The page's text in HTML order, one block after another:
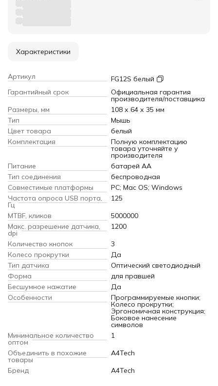
Характеристики
Артикул
FG12S белый
Гарантийный срок
Официальная гарантия
производителя/поставщика
Размеры, мм
108 х 64 х 35 мм
Тип
Мышь
Цвет товара
белый
Комплектация
Полную комплектацию
товара уточняйте у
производителя
Питание
батарей AA
Тип соединения
беспроводная
Совместимые платформы
PC; Mac OS; Windows
Частота опроса USB порта,
Гц
125
MTBF, кликов
5000000
Макс. разрешение датчика,
dpi
1200
Количество кнопок
3
Колесо прокрутки
Да
Тип датчика
Оптический светодиодный
Форма
для правшей
Бесшумное нажатие
Да
Особенности
Программируемые кнопки;
Колесо прокрутки;
Эргономичная конструкция;
Боковое нанесение
символов
Минимальное количество
оптом
1
Объединить в похожие
товары
A4Tech
Бренд
A4Tech